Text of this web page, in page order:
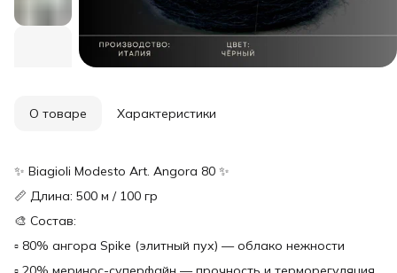
О товаре Характеристики
✨ Biagioli Modesto Art. Angora 80 ✨
📏 Длина: 500 м / 100 гр
🎨 Состав:
▫ 80% ангора Spike (элитный пух) — облако нежности